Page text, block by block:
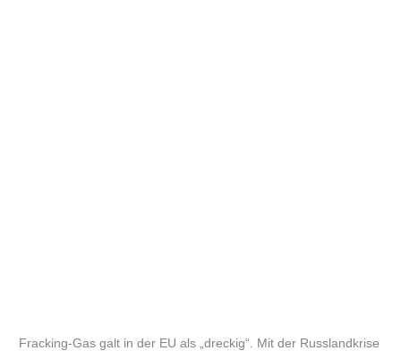
Fracking-Gas galt in der EU als „dreckig“. Mit der Russlandkrise